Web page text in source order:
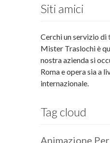
Siti amici
Cerchi un servizio di
Mister Traslochi è
nostra azienda si
Roma e opera sia a
internazionale.
Tag cloud
Animazione